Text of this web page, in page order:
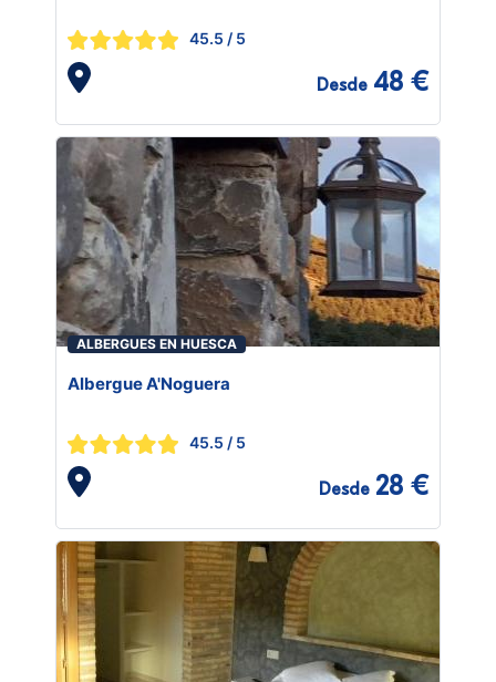
45.5 / 5
Desde 48 €
ALBERGUES EN HUESCA
Albergue A'Noguera
45.5 / 5
Desde 28 €